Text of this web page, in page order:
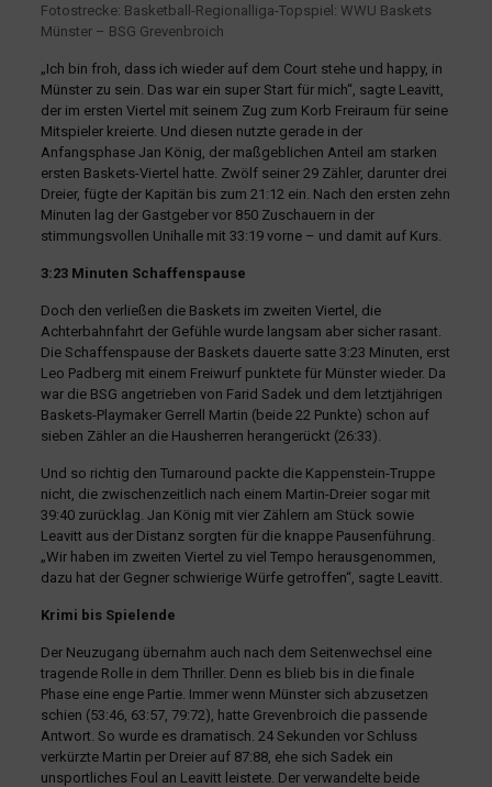
Fotostrecke: Basketball-Regionalliga-Topspiel: WWU Baskets
Münster – BSG Grevenbroich
„Ich bin froh, dass ich wieder auf dem Court stehe und happy, in
Münster zu sein. Das war ein super Start für mich“, sagte Leavitt,
der im ersten Viertel mit seinem Zug zum Korb Freiraum für seine
Mitspieler kreierte. Und diesen nutzte gerade in der
Anfangsphase Jan König, der maßgeblichen Anteil am starken
ersten Baskets-Viertel hatte. Zwölf seiner 29 Zähler, darunter drei
Dreier, fügte der Kapitän bis zum 21:12 ein. Nach den ersten zehn
Minuten lag der Gastgeber vor 850 Zuschauern in der
stimmungsvollen Unihalle mit 33:19 vorne – und damit auf Kurs.
3:23 Minuten Schaffenspause
Doch den verließen die Baskets im zweiten Viertel, die
Achterbahnfahrt der Gefühle wurde langsam aber sicher rasant.
Die Schaffenspause der Baskets dauerte satte 3:23 Minuten, erst
Leo Padberg mit einem Freiwurf punktete für Münster wieder. Da
war die BSG angetrieben von Farid Sadek und dem letztjährigen
Baskets-Playmaker Gerrell Martin (beide 22 Punkte) schon auf
sieben Zähler an die Hausherren herangerückt (26:33).
Und so richtig den Turnaround packte die Kappenstein-Truppe
nicht, die zwischenzeitlich nach einem Martin-Dreier sogar mit
39:40 zurücklag. Jan König mit vier Zählern am Stück sowie
Leavitt aus der Distanz sorgten für die knappe Pausenführung.
„Wir haben im zweiten Viertel zu viel Tempo herausgenommen,
dazu hat der Gegner schwierige Würfe getroffen“, sagte Leavitt.
Krimi bis Spielende
Der Neuzugang übernahm auch nach dem Seitenwechsel eine
tragende Rolle in dem Thriller. Denn es blieb bis in die finale
Phase eine enge Partie. Immer wenn Münster sich abzusetzen
schien (53:46, 63:57, 79:72), hatte Grevenbroich die passende
Antwort. So wurde es dramatisch. 24 Sekunden vor Schluss
verkürzte Martin per Dreier auf 87:88, ehe sich Sadek ein
unsportliches Foul an Leavitt leistete. Der verwandelte beide